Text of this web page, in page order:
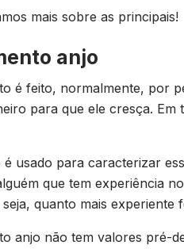
mais sobre as principais!
anjo
é feito, normalmente, por
para que ele cresça.
é usado para caracterizar
que tem experiência
quanto mais experiente
anjo não tem valores pré-